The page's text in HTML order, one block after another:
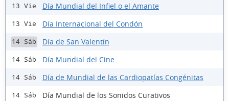
13 Vie Día Mundial del Infiel o el Amante
13 Vie Día Internacional del Condón
14 Sáb Día de San Valentín
14 Sáb Día Mundial del Cine
14 Sáb Día de Mundial de las Cardiopatías Congénitas
14 Sáb Día Mundial de los Sonidos Curativos